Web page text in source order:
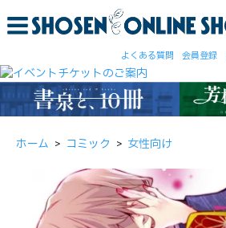
よくある質問 会員登録
ホーム > コミック > 女性向け